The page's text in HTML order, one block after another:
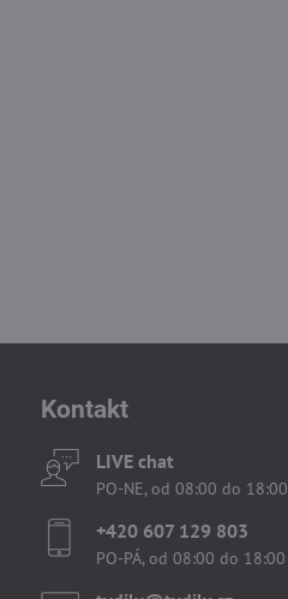
Kontakt
LIVE chat
PO-NE, od 08:00 do 18:00
+420 607 129 803
PO-PÁ, od 08:00 do 18:00